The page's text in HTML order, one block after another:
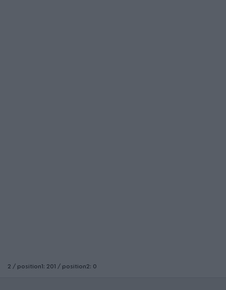
2 / position1: 201 / position2: 0